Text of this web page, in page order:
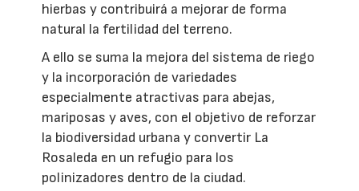
hierbas y contribuirá a mejorar de forma
natural la fertilidad del terreno.
A ello se suma la mejora del sistema de riego
y la incorporación de variedades
especialmente atractivas para abejas,
mariposas y aves, con el objetivo de reforzar
la biodiversidad urbana y convertir La
Rosaleda en un refugio para los
polinizadores dentro de la ciudad.